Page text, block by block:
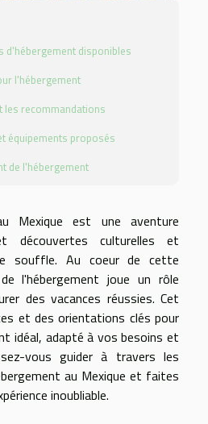
d'hébergement disponibles
l'hébergement
les recommandations
équipements proposés
de l'hébergement
Mexique est une aventure
découvertes culturelles et
souffle. Au coeur de cette
l'hébergement joue un rôle
des vacances réussies. Cet
et des orientations clés pour
idéal, adapté à vos besoins et
vous guider à travers les
au Mexique et faites
inoubliable.